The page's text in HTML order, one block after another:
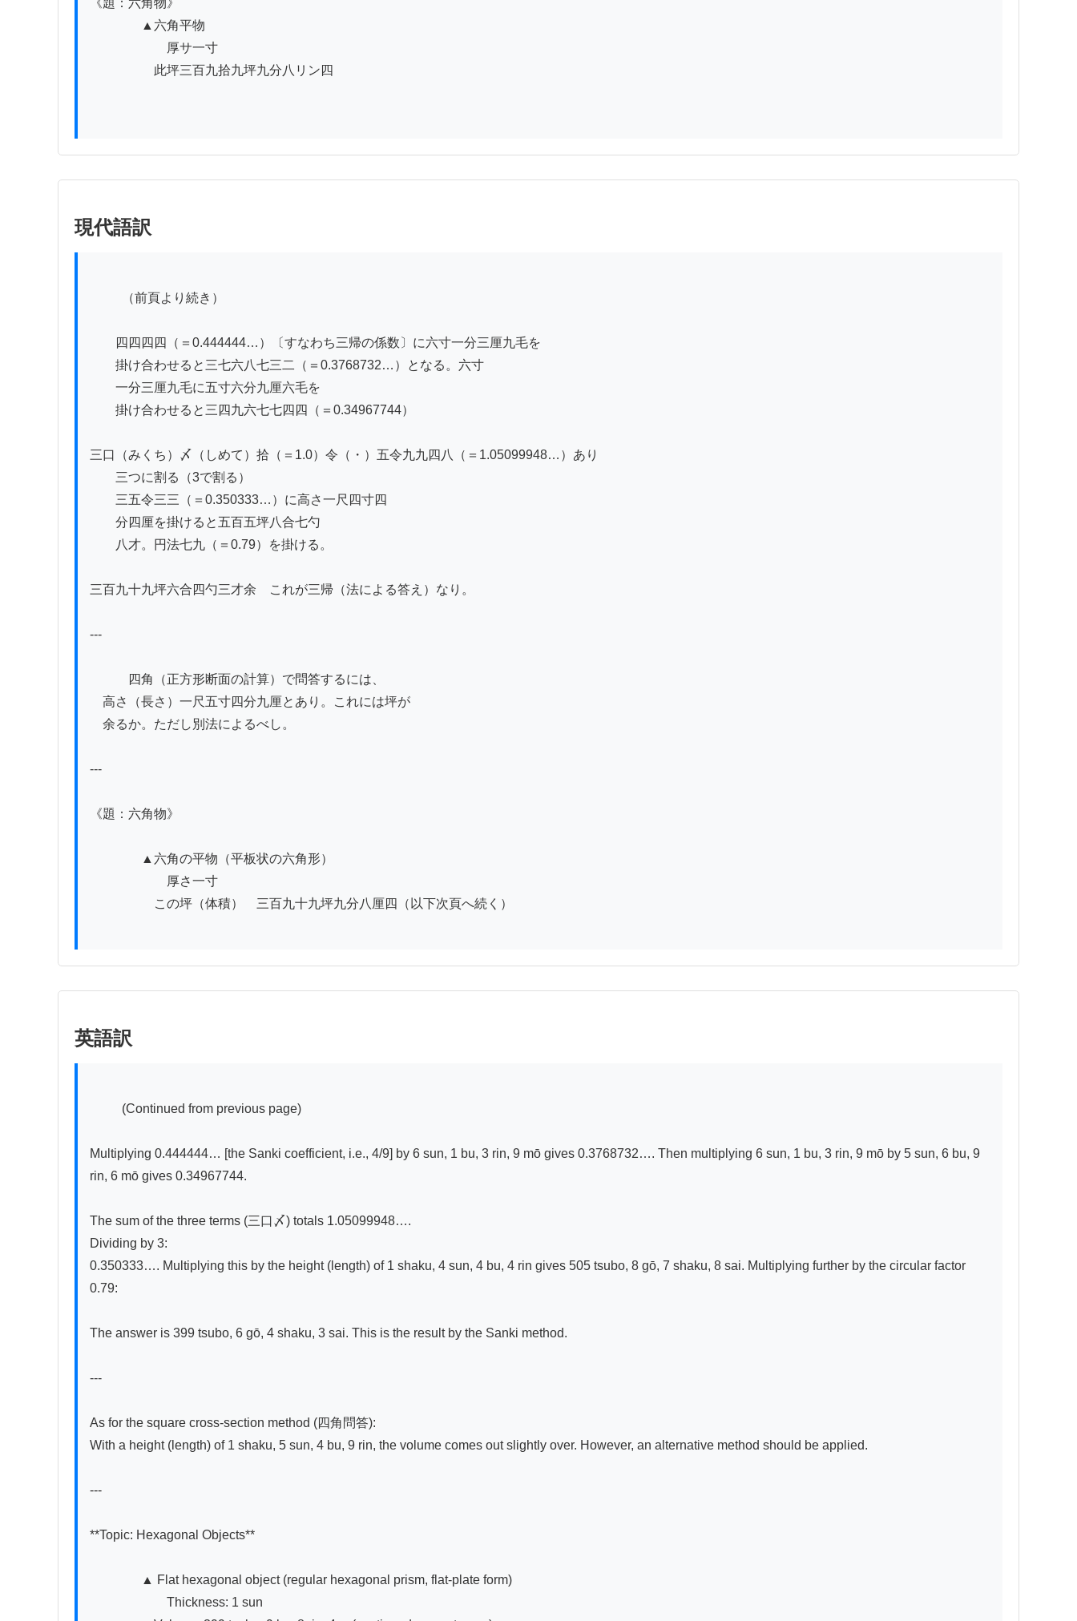
《題：六角物》
▲六角平物
厚サ一寸
此坪三百九拾九坪九分八リン四
現代語訳
四四四四（＝0.444444…）〔すなわち三帰の係数〕に六寸一分三厘九毛を
掛け合わせると三七六八七三二（＝0.3768732…）となる。六寸
一分三厘九毛に五寸六分九厘六毛を
掛け合わせると三四九六七七四四（＝0.34967744）
三口（みくち）〆（しめて）拾（＝1.0）令（・）五令九九四八（＝1.05099948…）あり
三つに割る（3で割る）
三五令三三（＝0.350333…）に高さ一尺四寸四
分四厘を掛けると五百五坪八合七勺
八才。円法七九（＝0.79）を掛ける。
三百九十九坪六合四勺三才余　これが三帰（法による答え）なり。
---
四角（正方形断面の計算）で問答するには、
高さ（長さ）一尺五寸四分九厘とあり。これには坪が
余るか。ただし別法によるべし。
---
《題：六角物》
▲六角の平物（平板状の六角形）
厚さ一寸
この坪（体積）　三百九十九坪九分八厘四（以下次頁へ続く）
英語訳
Multiplying 0.444444… [the Sanki coefficient, i.e., 4/9] by 6 sun, 1 bu, 3 rin, 9 mō gives 0.3768732…. Then multiplying 6 sun, 1 bu, 3 rin, 9 mō by 5 sun, 6 bu, 9
rin, 6 mō gives 0.34967744.
The sum of the three terms (三口〆) totals 1.05099948….
Dividing by 3:
0.350333…. Multiplying this by the height (length) of 1 shaku, 4 sun, 4 bu, 4 rin gives 505 tsubo, 8 gō, 7 shaku, 8 sai. Multiplying further by the circular factor
0.79:
The answer is 399 tsubo, 6 gō, 4 shaku, 3 sai. This is the result by the Sanki method.
---
As for the square cross-section method (四角問答):
With a height (length) of 1 shaku, 5 sun, 4 bu, 9 rin, the volume comes out slightly over. However, an alternative method should be applied.
---
**Topic: Hexagonal Objects**
▲ Flat hexagonal object (regular hexagonal prism, flat-plate form)
Thickness: 1 sun